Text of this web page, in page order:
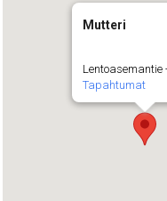
Mutteri
Lentoasemantie
Tapahtumat